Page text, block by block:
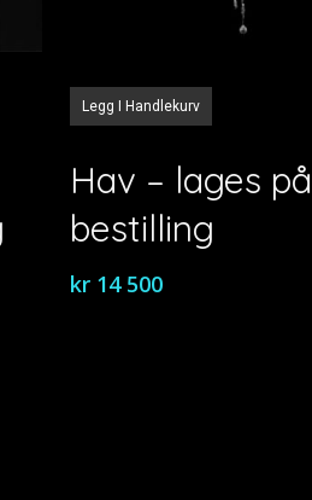
Legg I Handlekurv
Hav – lages på
bestilling
kr 14 500